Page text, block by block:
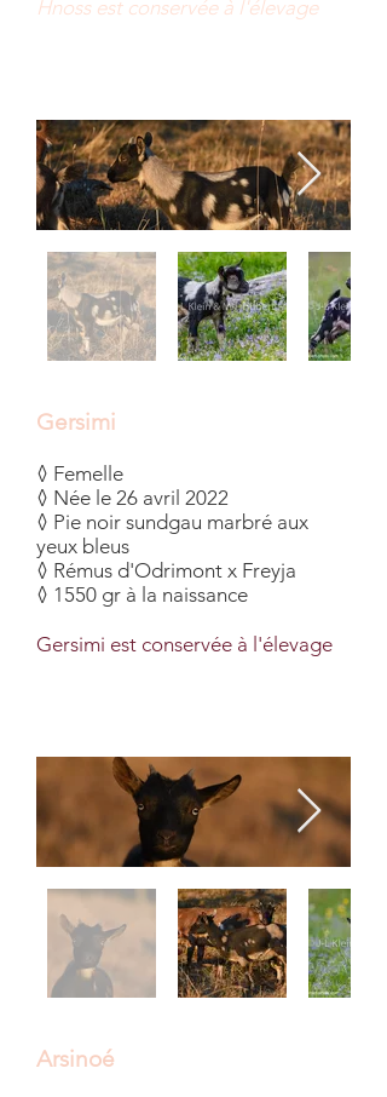
Hnoss est conservée à l'élevage
Gersimi
◊ Femelle
◊ Née le 26 avril 2022
◊ Pie noir sundgau marbré aux
yeux bleus
◊ Rémus d'Odrimont x Freyja
◊ 1550 gr à la naissance
Gersimi est conservée à l'élevage
Arsinoé